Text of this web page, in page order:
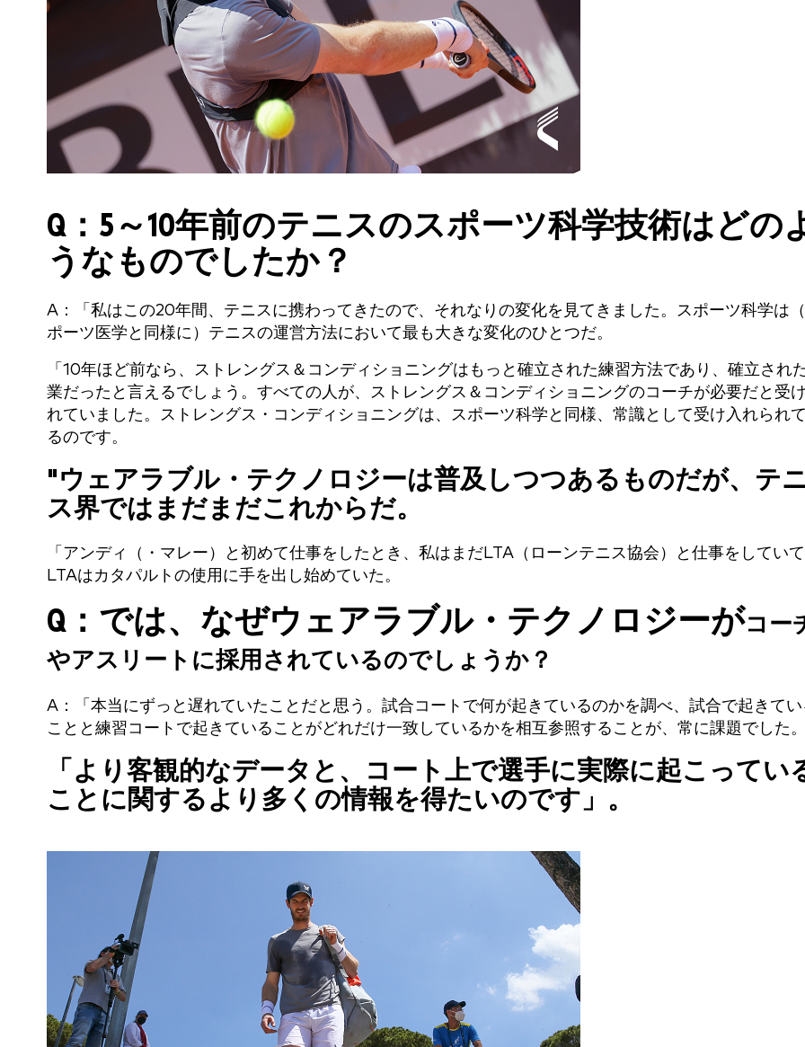
Q：5～10年前のテニスのスポーツ科学技術はどの
うなものでしたか？
A：「私はこの20年間、テニスに携わってきたので、それなりの変化を見てきました。スポーツ科学は
ポーツ医学と同様に）テニスの運営方法において最も大きな変化のひとつだ。
「10年ほど前なら、ストレングス＆コンディショニングはもっと確立された練習方法であり、確立され
業だったと言えるでしょう。すべての人が、ストレングス＆コンディショニングのコーチが必要だと受
れていました。ストレングス・コンディショニングは、スポーツ科学と同様、常識として受け入れられ
るのです。
"ウェアラブル・テクノロジーは普及しつつあるものだが、テ
ス界ではまだまだこれからだ。
「アンディ（・マレー）と初めて仕事をしたとき、私はまだLTA（ローンテニス協会）と仕事をしてい
LTAはカタパルトの使用に手を出し始めていた。
Q：では、なぜウェアラブル・テクノロジーがコー
やアスリートに採用されているのでしょうか？
A：「本当にずっと遅れていたことだと思う。試合コートで何が起きているのかを調べ、試合で起きて
ことと練習コートで起きていることがどれだけ一致しているかを相互参照することが、常に課題でした
「より客観的なデータと、コート上で選手に実際に起こってい
ことに関するより多くの情報を得たいのです」。